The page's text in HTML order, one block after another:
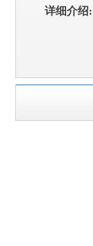
详细介绍: